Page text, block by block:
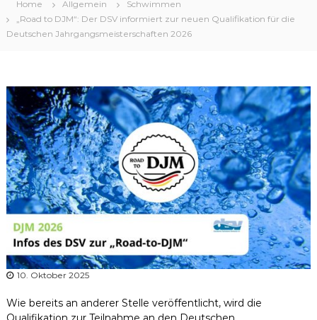
r
b
a
N
i
e
d
e
r
s
a
c
h
s
e
Home Allgemein
Schwimmen
„Road to DJM“: Der DSV informiert zur neuen Qualifikation für die
Deutschen Jahrgangsmeisterschaften 2026
10. Oktober 2025
Wie bereits an anderer Stelle veröffentlicht, wird die